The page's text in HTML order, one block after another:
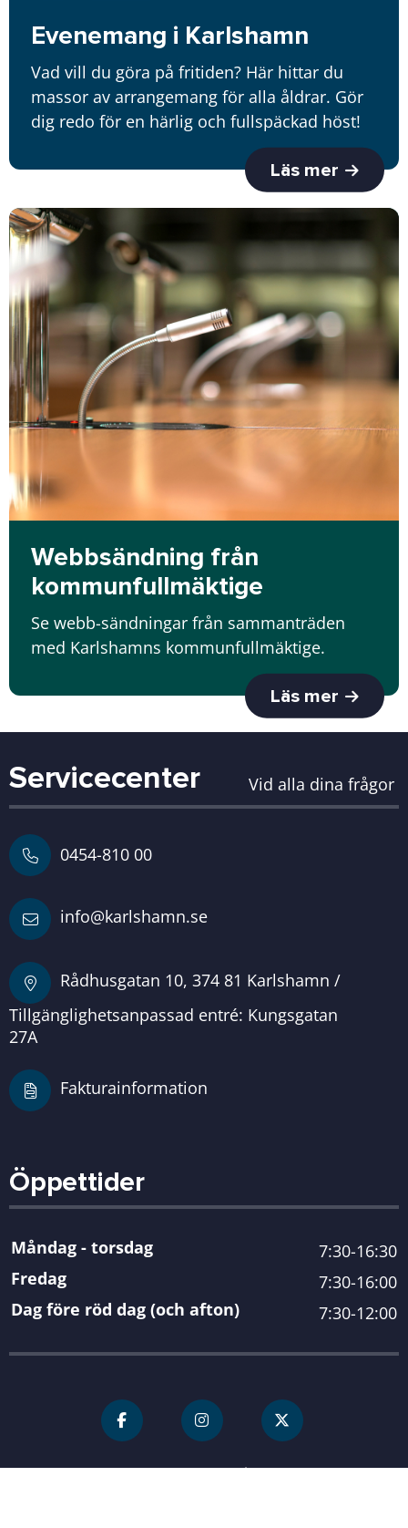
Evenemang i Karlshamn
Vad vill du göra på fritiden? Här hittar du
massor av arrangemang för alla åldrar. Gör
dig redo för en härlig och fullspäckad höst!
Läs mer
Webbsändning från
kommunfullmäktige
Se webb-sändningar från sammanträden
med Karlshamns kommunfullmäktige.
Läs mer
Servicecenter Vid alla dina frågor
0454-810 00
info@karlshamn.se
Rådhusgatan 10, 374 81 Karlshamn /
Tillgänglighetsanpassad entré: Kungsgatan
27A
Fakturainformation
Öppettider
Måndag - torsdag
7:30-16:30
Fredag
7:30-16:00
Dag före röd dag (och afton)
7:30-12:00
För personal